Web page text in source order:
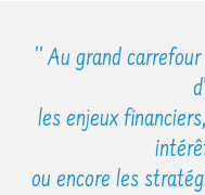
Au grand
les enjeux
ou encore les